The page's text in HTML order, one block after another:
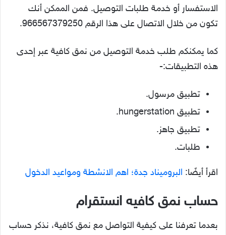
الاستفسار أو خدمة طلبات التوصيل. فمن الممكن أنك
تكون من خلال الاتصال على هذا الرقم 966567379250.
كما يمكنكم طلب خدمة التوصيل من نمق كافية عبر إحدى
هذه التطبيقات:-
تطبيق مرسول.
تطبيق hungerstation.
تطبيق جاهز.
طلبات.
اقرأ أيضًا: البروميناد جدة؛ اهم الانشطة ومواعيد الدخول
حساب نمق كافيه انستقرام
بعدما تعرفنا على كيفية التواصل مع نمق كافية، نذكر حساب